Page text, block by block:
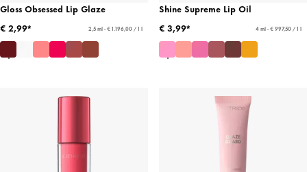
Gloss Obsessed Lip Glaze
€ 2,99*
2,5 ml - € 1.196,00 / 1 l
Shine Supreme Lip Oil
€ 3,99*
4 ml - € 997,50 / 1 l